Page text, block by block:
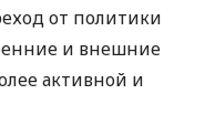
от политики
и внешние
активной и